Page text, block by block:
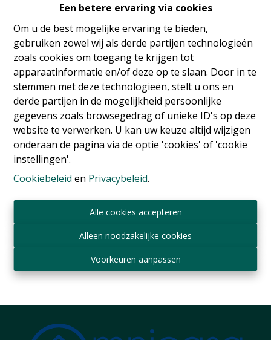
Een betere ervaring via cookies
Om u de best mogelijke ervaring te bieden,
gebruiken zowel wij als derde partijen technologieën
zoals cookies om toegang te krijgen tot
apparaatinformatie en/of deze op te slaan. Door in te
stemmen met deze technologieën, stelt u ons en
derde partijen in de mogelijkheid persoonlijke
gegevens zoals browsegedrag of unieke ID's op deze
website te verwerken. U kan uw keuze altijd wijzigen
onderaan de pagina via de optie 'cookies' of 'cookie
instellingen'.
Cookiebeleid en Privacybeleid.
Alle cookies accepteren
Alleen noodzakelijke cookies
Voorkeuren aanpassen
€ 950 /maand